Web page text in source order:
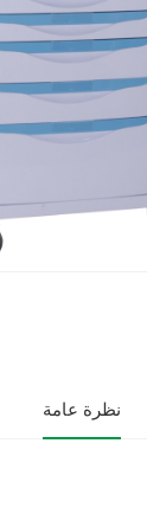
نظرة عامة